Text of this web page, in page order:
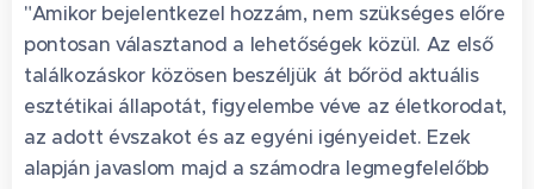
"Amikor bejelentkezel hozzám, nem szükséges előre
pontosan választanod a lehetőségek közül. Az első
találkozáskor közösen beszéljük át bőröd aktuális
esztétikai állapotát, figyelembe véve az életkorodat,
az adott évszakot és az egyéni igényeidet. Ezek
alapján javaslom majd a számodra legmegfelelőbb